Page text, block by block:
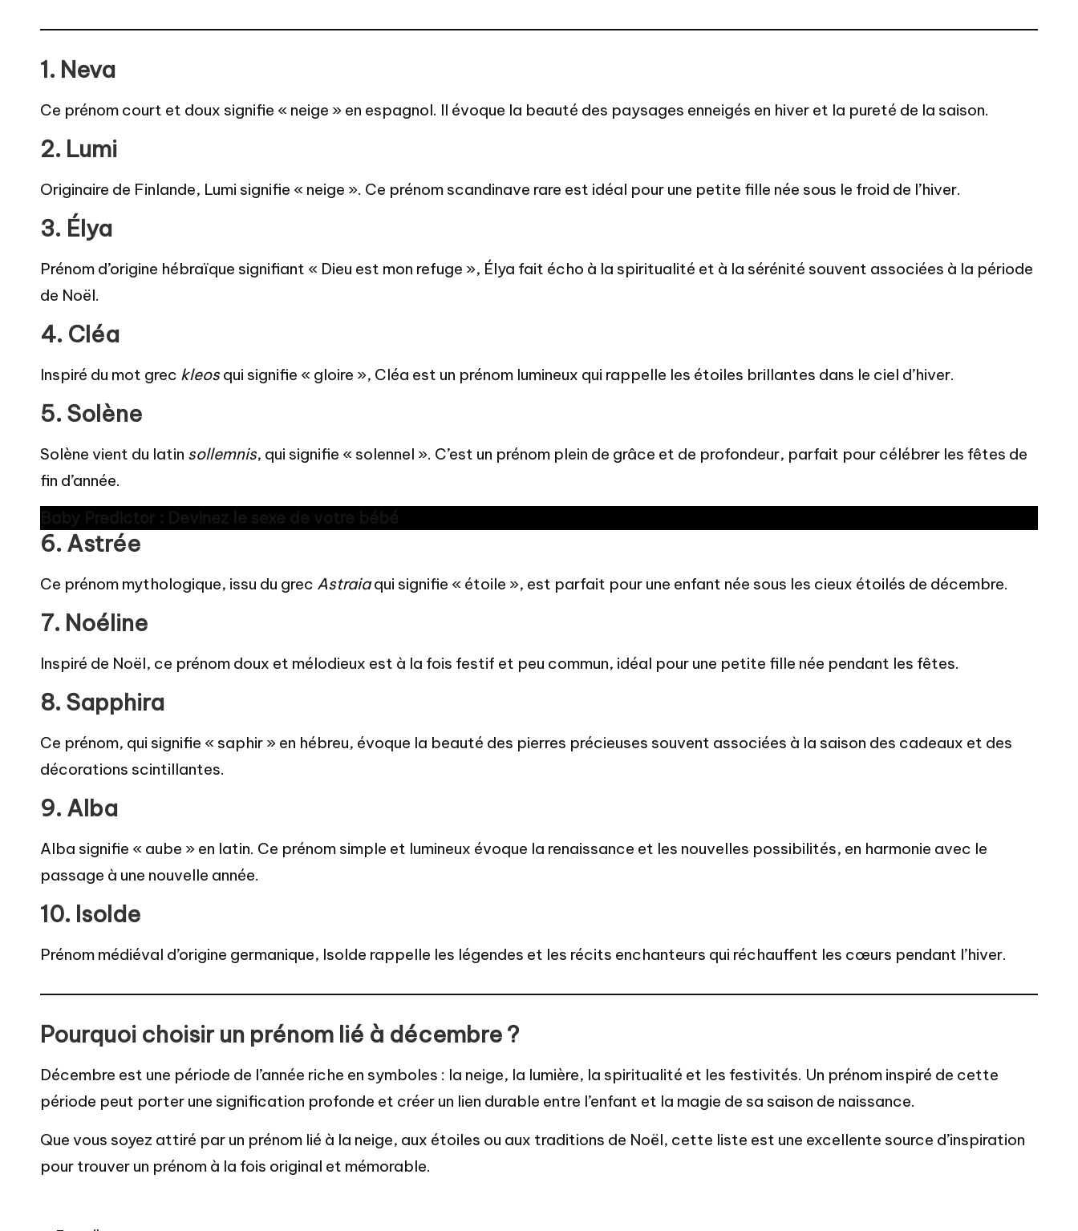
1. Neva
Ce prénom court et doux signifie « neige » en espagnol. Il évoque la beauté des paysages enneigés en hiver et la pureté de la saison.
2. Lumi
Originaire de Finlande, Lumi signifie « neige ». Ce prénom scandinave rare est idéal pour une petite fille née sous le froid de l’hiver.
3. Élya
Prénom d’origine hébraïque signifiant « Dieu est mon refuge », Élya fait écho à la spiritualité et à la sérénité souvent associées à la période
de Noël.
4. Cléa
Inspiré du mot grec kleosqui signifie « gloire », Cléa est un prénom lumineux qui rappelle les étoiles brillantes dans le ciel d’hiver.
5. Solène
Solène vient du latin sollemnis, qui signifie « solennel ». C’est un prénom plein de grâce et de profondeur, parfait pour célébrer les fêtes de
fin d’année.
6. Astrée
Ce prénom mythologique, issu du grec Astraiaqui signifie « étoile », est parfait pour une enfant née sous les cieux étoilés de décembre.
7. Noéline
Inspiré de Noël, ce prénom doux et mélodieux est à la fois festif et peu commun, idéal pour une petite fille née pendant les fêtes.
8. Sapphira
Ce prénom, qui signifie « saphir » en hébreu, évoque la beauté des pierres précieuses souvent associées à la saison des cadeaux et des
décorations scintillantes.
9. Alba
Alba signifie « aube » en latin. Ce prénom simple et lumineux évoque la renaissance et les nouvelles possibilités, en harmonie avec le
passage à une nouvelle année.
10. Isolde
Prénom médiéval d’origine germanique, Isolde rappelle les légendes et les récits enchanteurs qui réchauffent les cœurs pendant l’hiver.
Pourquoi choisir un prénom lié à décembre ?
Décembre est une période de l’année riche en symboles : la neige, la lumière, la spiritualité et les festivités. Un prénom inspiré de cette
période peut porter une signification profonde et créer un lien durable entre l’enfant et la magie de sa saison de naissance.
Que vous soyez attiré par un prénom lié à la neige, aux étoiles ou aux traditions de Noël, cette liste est une excellente source d’inspiration
pour trouver un prénom à la fois original et mémorable.